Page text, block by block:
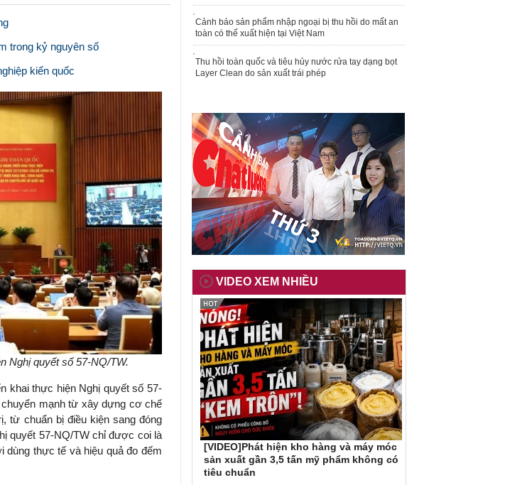
trong kỷ nguyên số
kiến quốc
Nghị quyết số 57-NQ/TW.
khai thực hiện Nghị quyết số 57-
mạnh từ xây dựng cơ chế
từ chuẩn bị điều kiện sang đóng
quyết 57-NQ/TW chỉ được coi là
dùng thực tế và hiệu quả đo đếm
Cảnh báo sản phẩm nhập ngoại bị thu hồi do mất an
toàn có thể xuất hiện tại Việt Nam
Thu hồi toàn quốc và tiêu hủy nước rửa tay dạng bọt
Layer Clean do sản xuất trái phép
VIDEO XEM NHIỀU
[VIDEO]Phát hiện kho hàng và máy móc
sản xuất gần 3,5 tấn mỹ phẩm không có
tiêu chuẩn